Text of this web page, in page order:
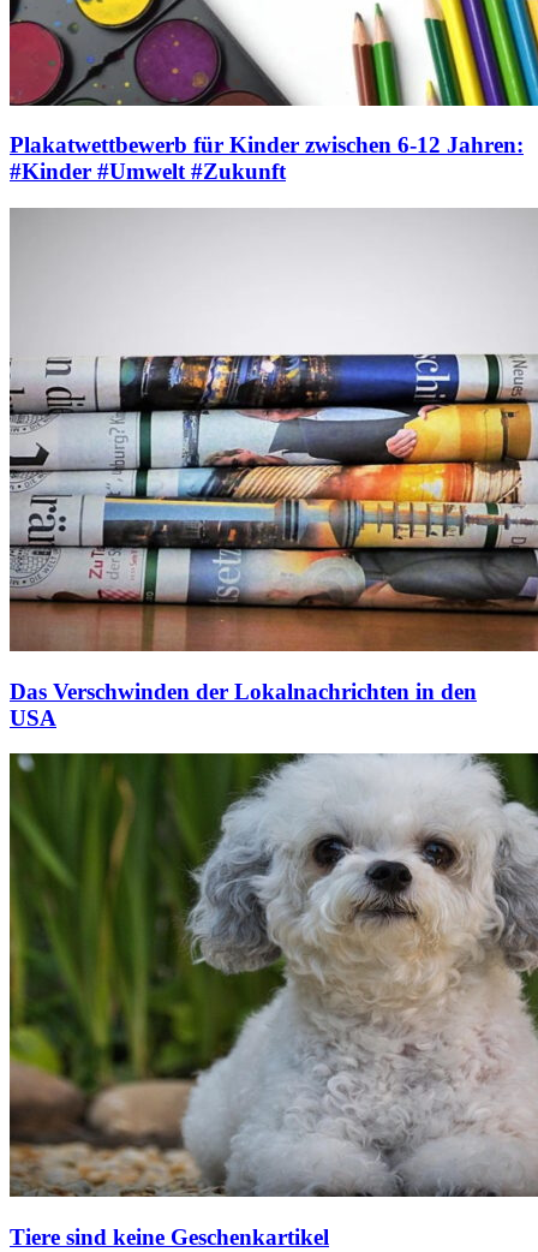
Plakatwettbewerb für Kinder zwischen 6-12 Jahren:
#Kinder #Umwelt #Zukunft
Das Verschwinden der Lokalnachrichten in den
USA
Tiere sind keine Geschenkartikel